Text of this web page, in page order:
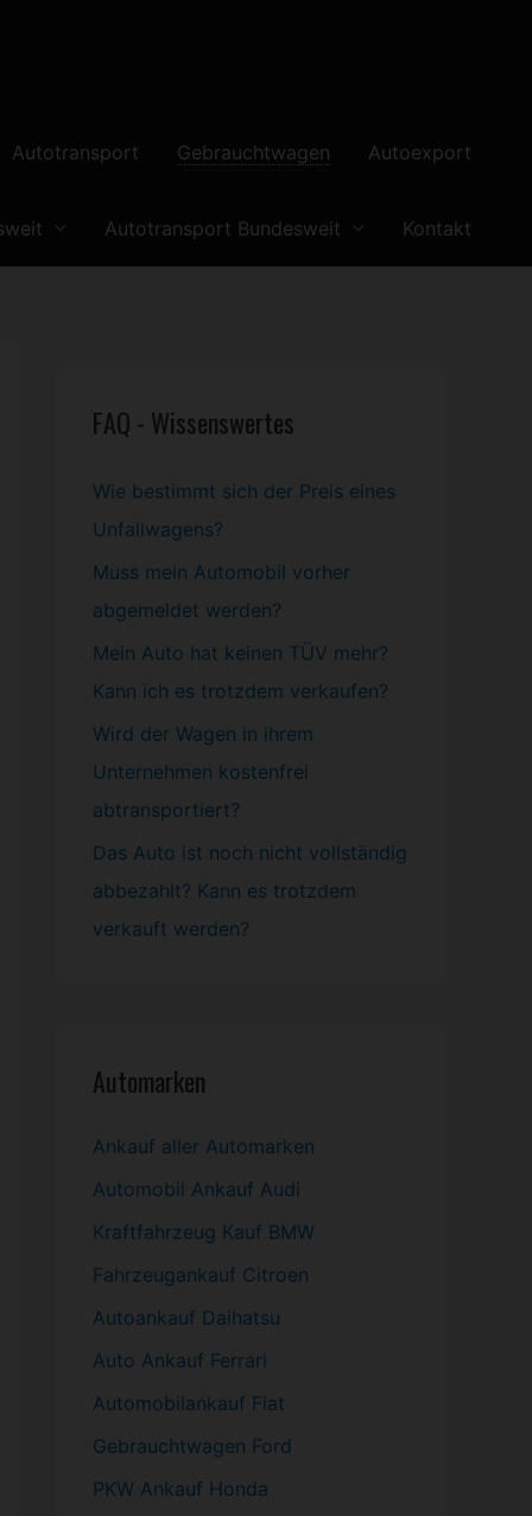
Autotransport Gebrauchtwagen Autoexport
Autotransport Bundesweit Kontakt
FAQ - Wissenswertes
Wie bestimmt sich der Preis eines
Unfallwagens?
Muss mein Automobil vorher
abgemeldet werden?
Mein Auto hat keinen TÜV mehr?
Kann ich es trotzdem verkaufen?
Wird der Wagen in ihrem
Unternehmen kostenfrei
abtransportiert?
Das Auto ist noch nicht vollständig
abbezahlt? Kann es trotzdem
verkauft werden?
Automarken
Ankauf aller Automarken
Automobil Ankauf Audi
Kraftfahrzeug Kauf BMW
Fahrzeugankauf Citroen
Autoankauf Daihatsu
Auto Ankauf Ferrari
Automobilankauf Fiat
Gebrauchtwagen Ford
PKW Ankauf Honda